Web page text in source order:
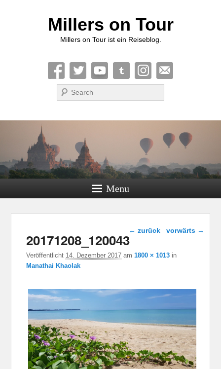
Millers on Tour
Millers on Tour ist ein Reiseblog.
Suche
Menu
Bild-Navigation
← zurück vorwärts →
20171208_120043
Veröffentlicht 14. Dezember 2017 am1800 × 1013 in
Manathai Khaolak